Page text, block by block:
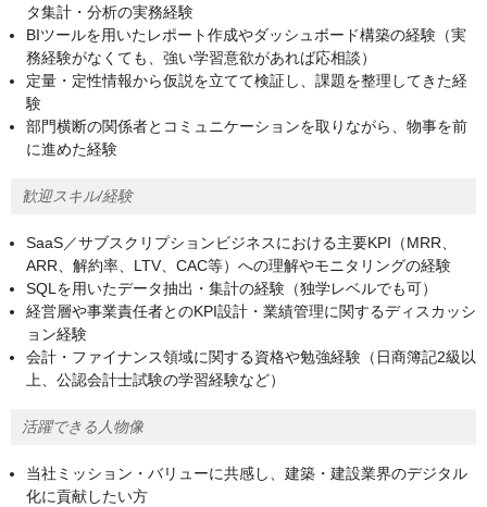
タ集計・分析の実務経験​
BIツールを用いたレポート作成やダッシュボード構築の経験（実
務経験がなくても、強い学習意欲があれば応相談）​
定量・定性情報から仮説を立てて検証し、課題を整理してきた経
験
部門横断の関係者とコミュニケーションを取りながら、物事を前
に進めた経験
歓迎スキル/経験
SaaS／サブスクリプションビジネスにおける主要KPI（MRR、
ARR、解約率、LTV、CAC等）への理解やモニタリングの経験​
SQLを用いたデータ抽出・集計の経験（独学レベルでも可）​
経営層や事業責任者とのKPI設計・業績管理に関するディスカッシ
ョン経験​
会計・ファイナンス領域に関する資格や勉強経験（日商簿記2級以
上、公認会計士試験の学習経験など）​
活躍できる人物像
当社ミッション・バリューに共感し、建築・建設業界のデジタル
化に貢献したい方​